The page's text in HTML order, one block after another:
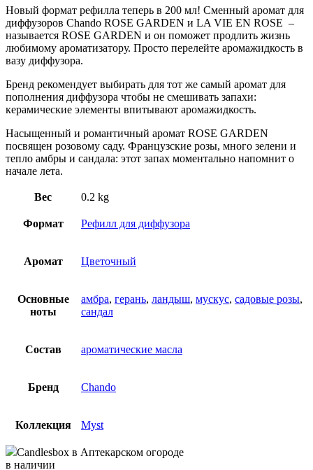
Новый формат рефилла теперь в 200 мл! Сменный аромат для
диффузоров Chando ROSE GARDEN и LA VIE EN ROSE –
называется ROSE GARDEN и он поможет продлить жизнь
любимому ароматизатору. Просто перелейте аромажидкость в
вазу диффузора.
Бренд рекомендует выбирать для тот же самый аромат для
пополнения диффузора чтобы не смешивать запахи:
керамические элементы впитывают аромажидкость.
Насыщенный и романтичный аромат ROSE GARDEN
посвящен розовому саду. Французские розы, много зелени и
тепло амбры и сандала: этот запах моментально напомнит о
начале лета.
Вес 0.2 kg
Формат Рефилл для диффузора
Аромат Цветочный
Основные
ноты
амбра, герань, ландыш, мускус, садовые розы,
сандал
Состав ароматические масла
Бренд Chando
Коллекция Myst
Candlesbox в Аптекарском огороде
в наличии